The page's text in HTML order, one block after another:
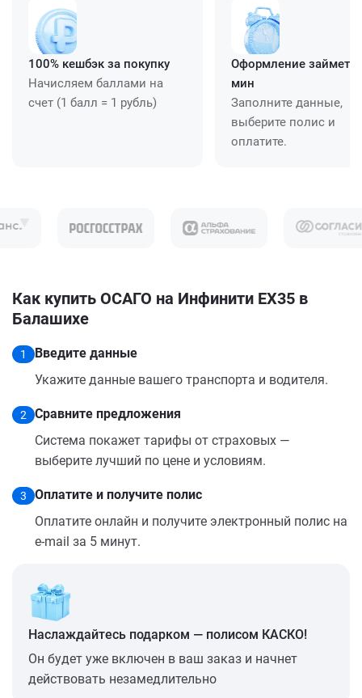
100% кешбэк за покупку
Начисляем баллами на
счет (1 балл = 1 рубль)
Оформление займет
мин
Заполните данные,
выберите полис и
оплатите.
Как купить ОСАГО на Инфинити EX35 в
Балашихе
1
Введите данные
Укажите данные вашего транспорта и водителя.
2
Сравните предложения
Система покажет тарифы от страховых —
выберите лучший по цене и условиям.
3
Оплатите и получите полис
Оплатите онлайн и получите электронный полис на
e-mail за 5 минут.
Наслаждайтесь подарком — полисом КАСКО!
Он будет уже включен в ваш заказ и начнет
действовать незамедлительно